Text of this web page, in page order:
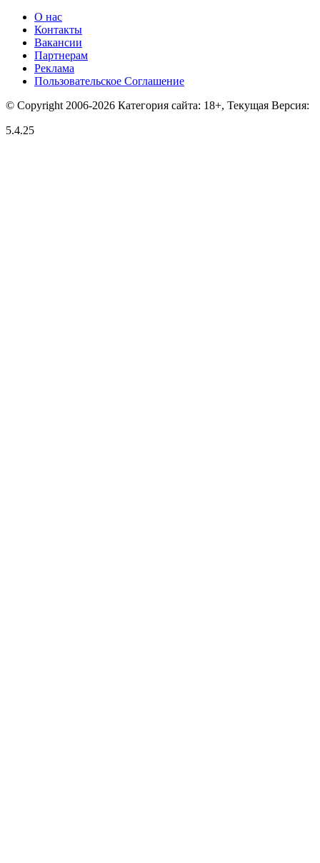
О нас
Контакты
Вакансии
Партнерам
Реклама
Пользовательское Соглашение
© Copyright 2006-2026 Категория сайта: 18+, Текущая Версия:
5.4.25